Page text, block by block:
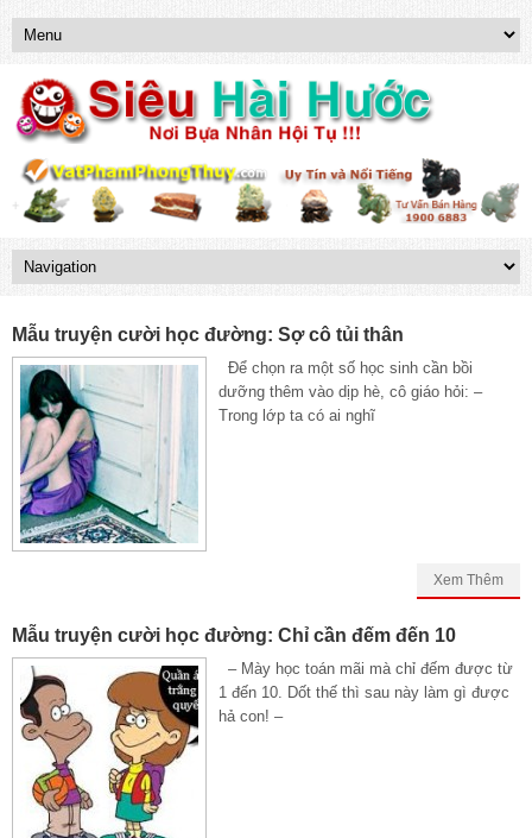
Mẫu truyện cười học đường: Sợ cô tủi thân
Để chọn ra một số học sinh cần bồi
dưỡng thêm vào dịp hè, cô giáo hỏi: –
Trong lớp ta có ai nghĩ
Xem Thêm
Mẫu truyện cười học đường: Chỉ cần đếm đến 10
– Mày học toán mãi mà chỉ đếm được từ
1 đến 10. Dốt thế thì sau này làm gì được
hả con! –